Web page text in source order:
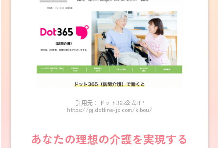
引用元：ドット365公式HP
https://pj.dotline-jp.com/kibou/
あなたの理想の介護を実現する